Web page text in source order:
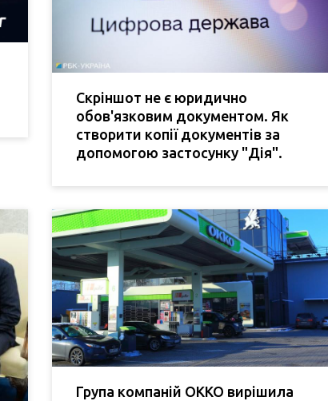
Скріншот не є юридично
обов'язковим документом. Як
створити копії документів за
допомогою застосунку "Дія".
Група компаній ОККО вирішила